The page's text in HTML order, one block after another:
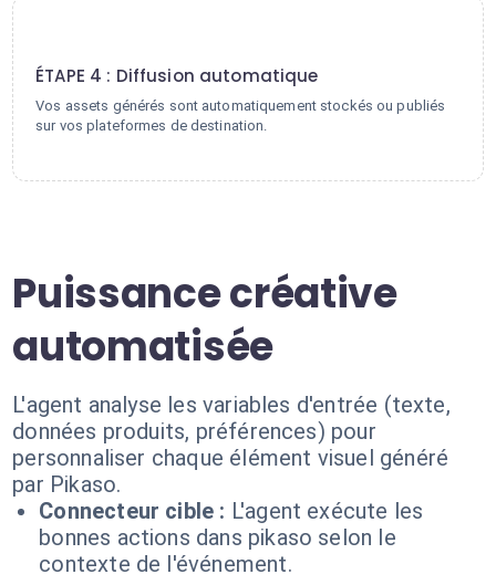
ÉTAPE 4 : Diffusion automatique
Vos assets générés sont automatiquement stockés ou publiés
sur vos plateformes de destination.
Puissance créative
automatisée
L'agent analyse les variables d'entrée (texte,
données produits, préférences) pour
personnaliser chaque élément visuel généré
par Pikaso.
Connecteur cible : L'agent exécute les
bonnes actions dans pikaso selon le
contexte de l'événement.